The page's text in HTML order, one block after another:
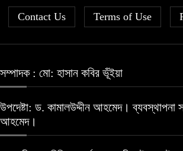
Contact Us Terms of Use
সম্পাদক : মো: হাসান কবির ভূঁইয়া
উপদেষ্টা: ড. কামালউদ্দীন আহমেদ। ব্যবস্থাপনা
আহমেদ।